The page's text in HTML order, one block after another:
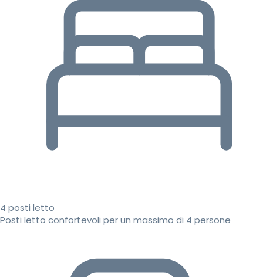
4 posti letto
Posti letto confortevoli per un massimo di 4 persone